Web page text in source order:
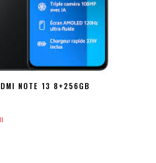
NOTE 13 8+256GB